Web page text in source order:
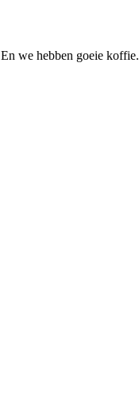
we hebben goeie koffie.